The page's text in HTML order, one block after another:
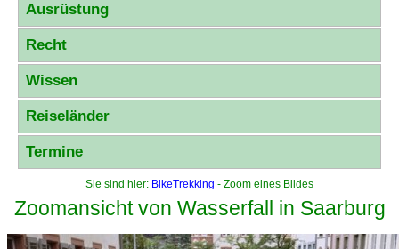
Ausrüstung
Recht
Wissen
Reiseländer
Termine
Sie sind hier: BikeTrekking - Zoom eines Bildes
Zoomansicht von Wasserfall in Saarburg